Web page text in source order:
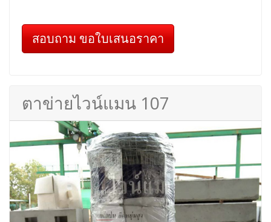
สอบถาม ขอใบเสนอราคา
ตาข่ายไวน์แมน 107